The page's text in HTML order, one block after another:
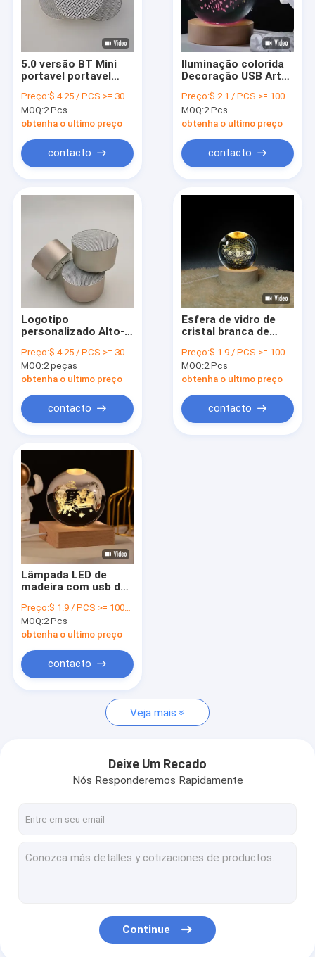
Sobre nós
Visita à fábrica
Contacte-nos
Notícias
Solicite um orçamento
Corda de salto digital
corda de salto
Contador de passos
Pickleball
Máquina de agarrar
Yoga
Outros produtos desportivos
garrafa de água dos esportes
Difusor de óleo essencial
Série Eletrônica de lazer
5.0 versão BT Mini
portavel portavel
sem fio alto-falante
Preço:$ 4.25 / PCS >= 3000 PCS
MOQ:2 Pcs
obtenha o ultimo preço
contacto
Iluminação colorida
Decoração USB Arte
de cristal de vidro
Luz noturna
Lâmpada de mesa
Preço:$ 2.1 / PCS >= 1000 PCS
MOQ:2 Pcs
obtenha o ultimo preço
contacto
Logotipo
personalizado Alto-
pequeno Alto-falante
Bluetooth redondo
pequeno
Preço:$ 4.25 / PCS >= 3000 PCS
MOQ:2 peças
obtenha o ultimo preço
contacto
Esfera de vidro de
cristal branca de
de luz de luz LED
Preço:$ 1.9 / PCS >= 1000 PCS
MOQ:2 Pcs
obtenha o ultimo preço
contacto
Lâmpada LED de
madeira com usb de
bola de cristal
artesanato mesa de
suporte decorações
Preço:$ 1.9 / PCS >= 1000 PCS
MOQ:2 Pcs
obtenha o ultimo preço
contacto
Veja mais
Deixe Um Recado
Nós Responderemos Rapidamente
Continue